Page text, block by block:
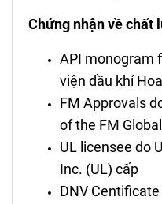
Chứng nhận về chất
API monogram
viện dầu khí
FM Approvals
of the FM
UL licensee do
Inc. (UL) cấp
DNV